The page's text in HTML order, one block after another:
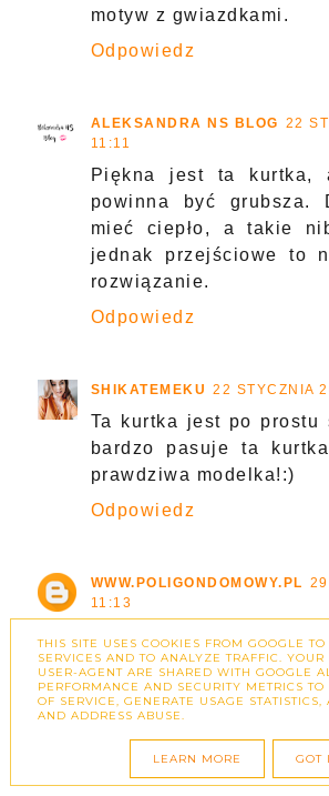
motyw z gwiazdkami.
Odpowiedz
ALEKSANDRA NS BLOG 22
11:11
Piękna jest ta kurtka,
powinna być grubsza.
mieć ciepło, a takie
jednak przejściowe to
rozwiązanie.
Odpowiedz
SHIKATEMEKU 22 STYCZNIA
Ta kurtka jest po prostu
bardzo pasuje ta
prawdziwa modelka!:)
Odpowiedz
WWW.POLIGONDOMOWY.PL
11:13
tam ubrania dla
pomyślałam, żeby
dzieciaków... ale przejrzę
THIS SITE USES COOKIES FROM GOOGLE
SERVICES AND TO ANALYZE TRAFFIC.
USER-AGENT ARE SHARED WITH GOOGLE
PERFORMANCE AND SECURITY METRICS
OF SERVICE, GENERATE USAGE STATISTICS,
AND ADDRESS ABUSE.
LEARN MORE GOT